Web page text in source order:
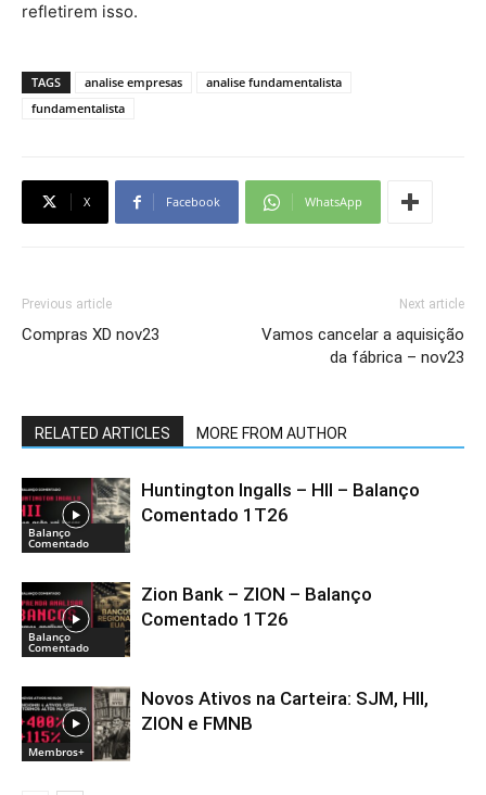
refletirem isso.
TAGS analise empresas
analise fundamentalista
fundamentalista
X Facebook WhatsApp
Previous article
Compras XD nov23
Next article
Vamos cancelar a aquisição
da fábrica – nov23
RELATED ARTICLES MORE FROM AUTHOR
Balanço
Comentado
Huntington Ingalls – HII – Balanço
Comentado 1T26
Balanço
Comentado
Zion Bank – ZION – Balanço
Comentado 1T26
Membros+
Novos Ativos na Carteira: SJM, HII,
ZION e FMNB